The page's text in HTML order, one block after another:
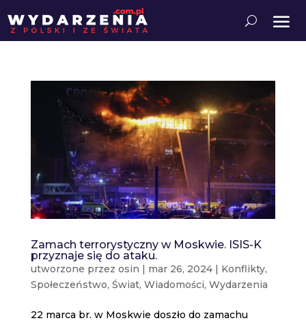
Zamach terrorystyczny w Moskwie. ISIS-K
przyznaje się do ataku.
utworzone przez osin mar 26, 2024| Konflikty,
Społeczeństwo, Świat, Wiadomości, Wydarzenia
22 marca br. w Moskwie doszło do zamachu